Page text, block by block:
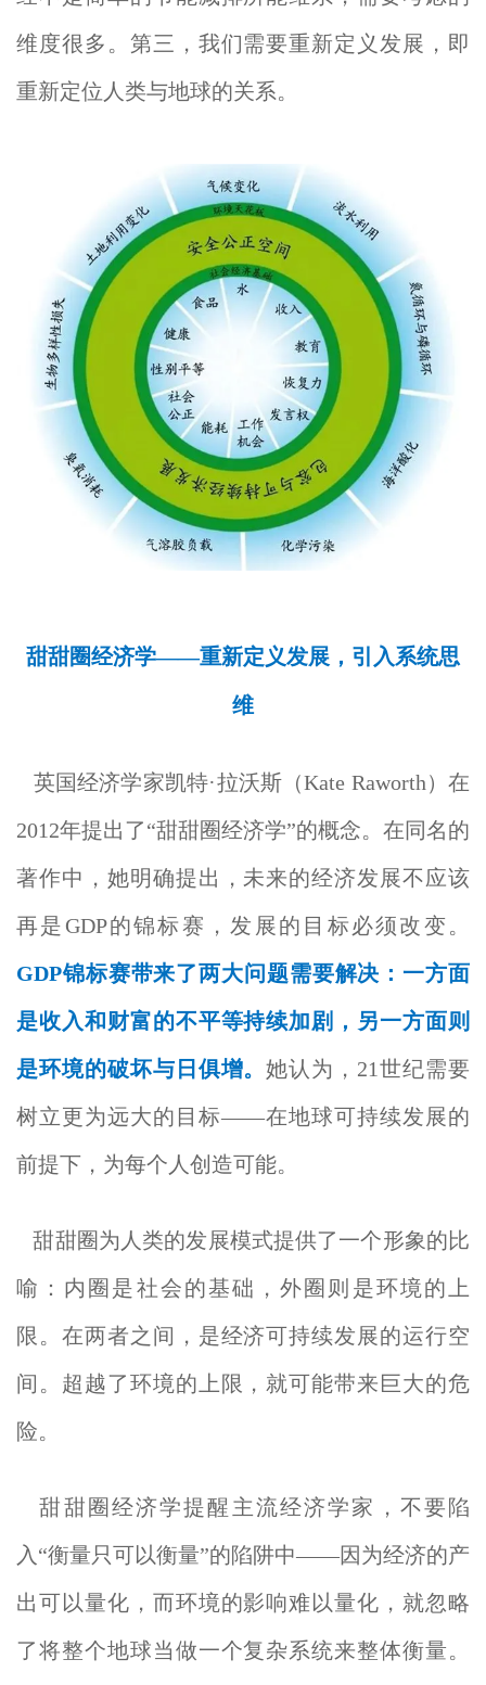
维度很多。第三，我们需要重新定义发展，即
重新定位人类与地球的关系。
甜甜圈经济学——重新定义发展，引入系统思
维
英国经济学家凯特·拉沃斯（Kate Raworth）在
2012年提出了“甜甜圈经济学”的概念。在同名的
著作中，她明确提出，未来的经济发展不应该
再是GDP的锦标赛，发展的目标必须改变。
GDP锦标赛带来了两大问题需要解决：一方面
是收入和财富的不平等持续加剧，另一方面则
是环境的破坏与日俱增。她认为，21世纪需要
树立更为远大的目标——在地球可持续发展的
前提下，为每个人创造可能。
甜甜圈为人类的发展模式提供了一个形象的比
喻：内圈是社会的基础，外圈则是环境的上
限。在两者之间，是经济可持续发展的运行空
间。超越了环境的上限，就可能带来巨大的危
险。
甜甜圈经济学提醒主流经济学家，不要陷
入“衡量只可以衡量”的陷阱中——因为经济的产
出可以量化，而环境的影响难以量化，就忽略
了将整个地球当做一个复杂系统来整体衡量。